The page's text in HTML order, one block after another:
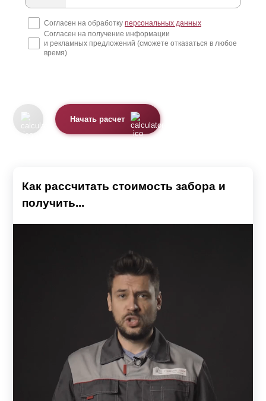
Согласен на обработку персональных данных
Согласен на получение информации
и рекламных предложений (сможете отказаться в любое
время)
Начать расчет
Как рассчитать стоимость забора и
получить...